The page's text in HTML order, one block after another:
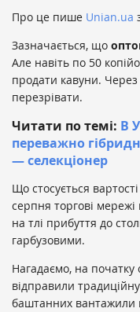
Про це пише Unian.ua
Зазначається, що
Але навіть по 50
продати кавуни.
перезрівати.
Читати по темі: В
переважно
— селекціонер
Що стосується
серпня торгові
на тлі прибуття до
гарбузовими.
Нагадаємо, на
відправили
баштанних вантажили